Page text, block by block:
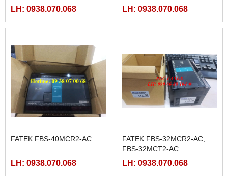
MÀN HÌNH HMIGXU3512 -
7INCH CÓ ETHRNET
MÀN HÌNH FUJI HAKKO
V708CD